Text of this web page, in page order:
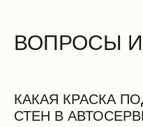
ВОПРОСЫ
КАКАЯ КРАСКА
СТЕН В